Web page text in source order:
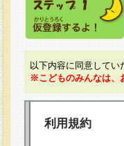
以下内容に同意してい
※こどものみんなは、
利用規約